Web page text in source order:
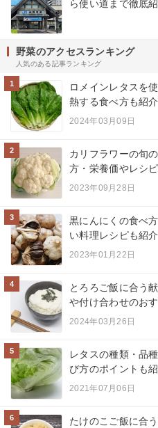
ら使い道まで徹底紹
野菜のアクセスランキング
人気のある記事ランキング
1
ロメインレタスを
熱する食べ方も紹介
2024年03月09日
2
カリフラワーの旬
方・栄養価やレシ
2023年09月28日
3
黒にんにくの食べ
い料理レシピも紹介
2023年01月22日
4
とろろご飯に合う
や付け合わせのお
2024年03月26日
5
レタスの種類・品
び方のポイントも紹
2021年07月06日
6
たけのこご飯に合